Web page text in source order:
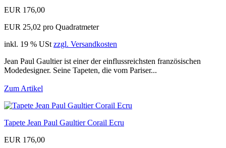
EUR 176,00
EUR 25,02 pro Quadratmeter
inkl. 19 % USt zzgl. Versandkosten
Jean Paul Gaultier ist einer der einflussreichsten französischen
Modedesigner. Seine Tapeten, die vom Pariser...
Zum Artikel
Tapete Jean Paul Gaultier Corail Ecru
EUR 176,00